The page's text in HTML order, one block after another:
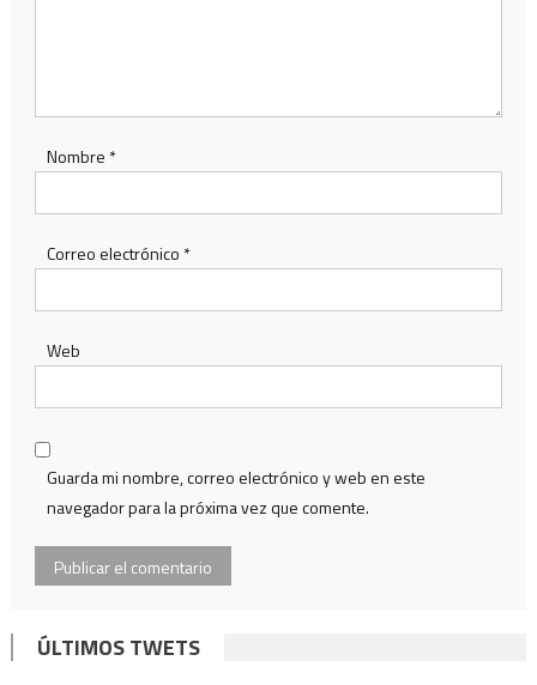
Nombre *
Correo electrónico *
Web
Guarda mi nombre, correo electrónico y web en este
navegador para la próxima vez que comente.
ÚLTIMOS TWETS